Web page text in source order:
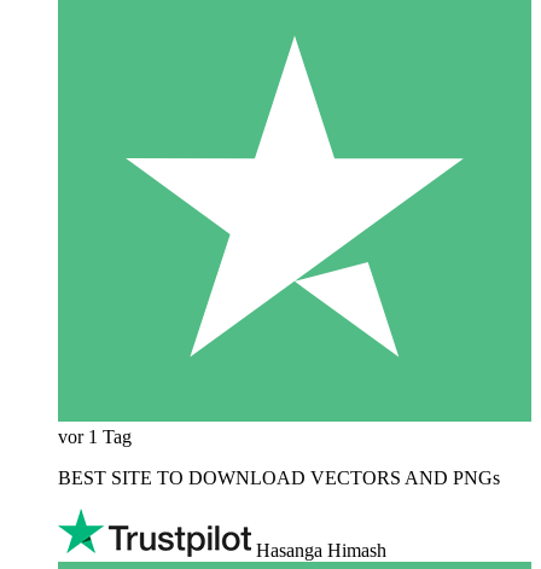
vor 1 Tag
BEST SITE TO DOWNLOAD VECTORS AND PNGs
Hasanga Himash